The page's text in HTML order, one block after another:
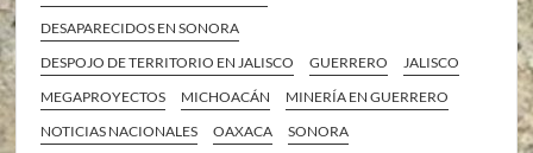
DESAPARECIDOS EN SONORA
DESPOJO DE TERRITORIO EN JALISCO
GUERRERO
JALISCO
MEGAPROYECTOS
MICHOACÁN
MINERÍA EN GUERRERO
NOTICIAS NACIONALES
OAXACA
SONORA